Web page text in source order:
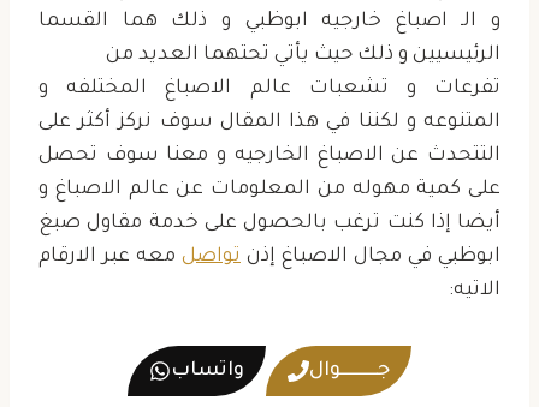
و الـ اصباغ خارجيه ابوظبي و ذلك هما القسما
الرئيسيين و ذلك حيث يأتي تحتهما العديد من
تفرعات و تشعبات عالم الاصباغ المختلفه و
المتنوعه و لكننا في هذا المقال سوف نركز أكثر على
التتحدث عن الاصباغ الخارجيه و معنا سوف تحصل
على كمية مهوله من المعلومات عن عالم الاصباغ و
أيضا إذا كنت ترغب بالحصول على خدمة مقاول صبغ
ابوظبي في مجال الاصباغ إذن تواصل معه عبر الارقام
الاتيه:
جــــــــــوال واتساب